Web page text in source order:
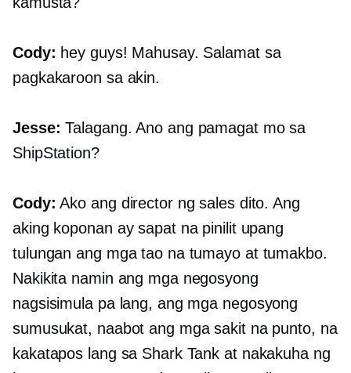
Cody: hey guys! Mahusay. Salamat sa
pagkakaroon sa akin.
Jesse: Talagang. Ano ang pamagat mo sa
ShipStation?
Cody: Ako ang director ng sales dito. Ang
aking koponan ay sapat na pinilit upang
tulungan ang mga tao na tumayo at tumakbo.
Nakikita namin ang mga negosyong
nagsisimula pa lang, ang mga negosyong
sumusukat, naabot ang mga sakit na punto, na
kakatapos lang sa Shark Tank at nakakuha ng